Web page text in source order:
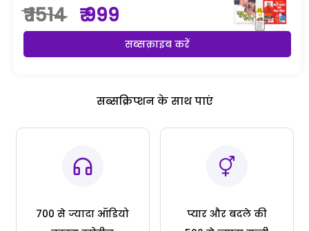
₹ 1514 ₹ 999
सब्सक्राइब करें
सब्सक्रिप्शन के साथ पाएं
700 से ज्यादा ऑडियो
प्यार और बदले की